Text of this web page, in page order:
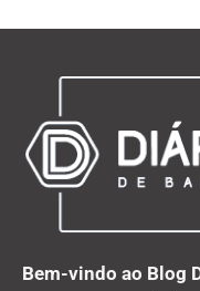
Bem-vindo ao Blog